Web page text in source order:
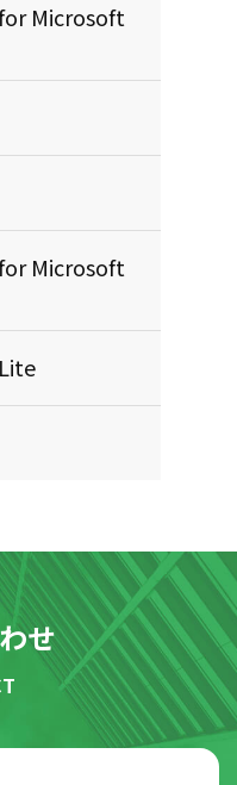
Microsoft
Microsoft
せ